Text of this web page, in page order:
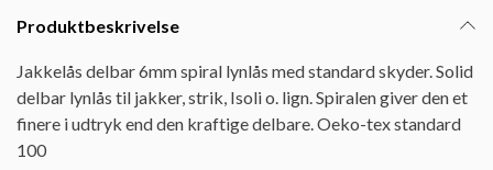
Produktbeskrivelse
Jakkelås delbar 6mm spiral lynlås med standard skyder. Solid
delbar lynlås til jakker, strik, Isoli o. lign. Spiralen giver den et
finere i udtryk end den kraftige delbare. Oeko-tex standard
100